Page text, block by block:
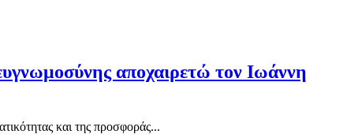
αποχαιρετώ τον Ιωάννη
και της προσφοράς...